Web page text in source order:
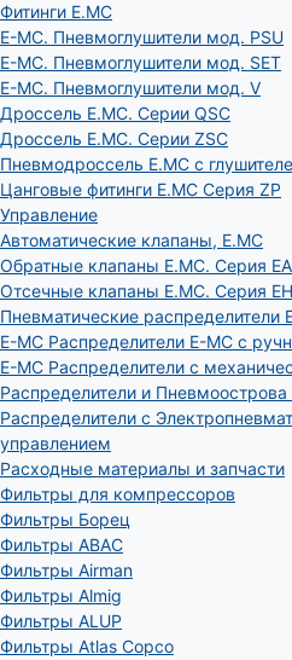
Фитинги E.MC
E-MC. Пневмоглушители мод. PSU
E-MC. Пневмоглушители мод. SET
E-MC. Пневмоглушители мод. V
Дроссель E.MC. Серии QSC
Дроссель E.MC. Серии ZSC
Пневмодроссель E.MC с
Цанговые фитинги E.MC Серия ZP
Управление
Автоматические клапаны, Е.МС
Обратные клапаны E.MC. Серия EA
Отсечные клапаны E.MC. Серия
Пневматические распределители
E-MC Распределители E-MC с
E-MC Распределители с
Распределители и
Распределители с
управлением
Расходные материалы и запчасти
Фильтры для компрессоров
Фильтры Борец
Фильтры ABAC
Фильтры Airman
Фильтры Almig
Фильтры ALUP
Фильтры Atlas Copco